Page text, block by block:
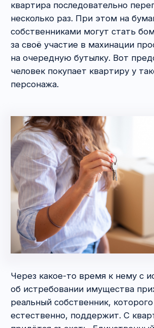
2) Спросите у продавца/риэлтора
о юридической чистоте квартиры. Если они
знают, что у объекта есть огрехи,
и почувствуют, что на другом конце провода
вовсе не «чайники», то дадут понять, что это
не тот вариант, который вам нужен. Ведь
время. Да и задаток они потерять могут.
сходить с ним на повторный осмотр. Пока
он любовался планировкой, мы напрямик
спросили у риэлтора: «Давайте откровенно,
здесь всё в порядке? Квартира „висит“
на Циане уже давно, мы не просто риэлторы,
а юристы, проверять будем всё тщательно.
Имеет смысл тратить и ваше, и наше время?».
Риэлтор задумался на секунду, а потом честно
ответил: «Ну да, есть тут один момент…».
Оказалось, что в квартире прописан
несовершеннолетний, и шансов выписать его
оттуда практически нет.
Планировка.Если вы приобретаете квартиру
в доме не со свободной планировкой, то перед
эта информация доступна в Интернете. Вам
просто нужно знать, к какой серии относится
дом. Почему это важно? Есть несущие
конструкции, которые нельзя трогать. Если
впоследствии будет обнаружено, что